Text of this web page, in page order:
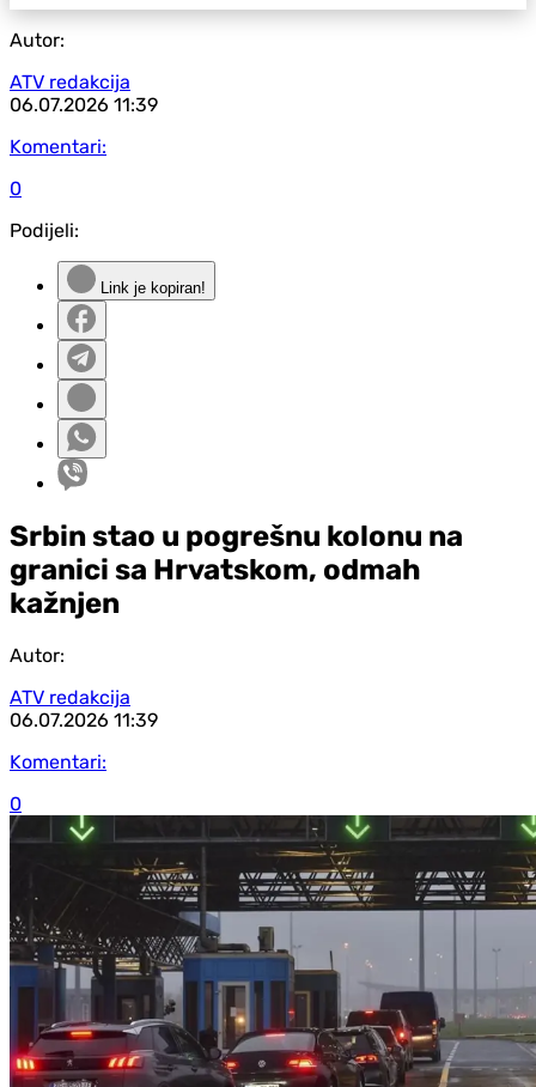
Autor:
ATV redakcija
06.07.2026 11:39
Komentari:
0
Podijeli:
Link je kopiran!
Srbin stao u pogrešnu kolonu na
granici sa Hrvatskom, odmah
kažnjen
Autor:
ATV redakcija
06.07.2026 11:39
Komentari:
0